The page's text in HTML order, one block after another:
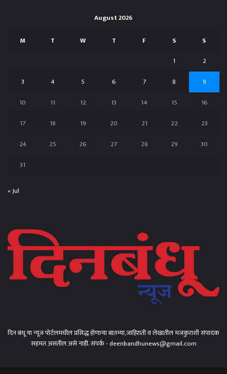
August 2026
M T W T F S
S
1
2
3
4 5 6 7 8
9
10
11 12 13 14 15
16
17
18 19 20 21 22
23
24
25 26 27 28 29
30
31
« Jul
दिन बंधू या न्यूज पोर्टलमधील प्रसिद्ध होणाऱ्या बातम्या,जाहिराती व लेखातील मजकुराशी संपादक
सहमत असतील असे नाही. संपर्क - deenbandhunews@gmail.com